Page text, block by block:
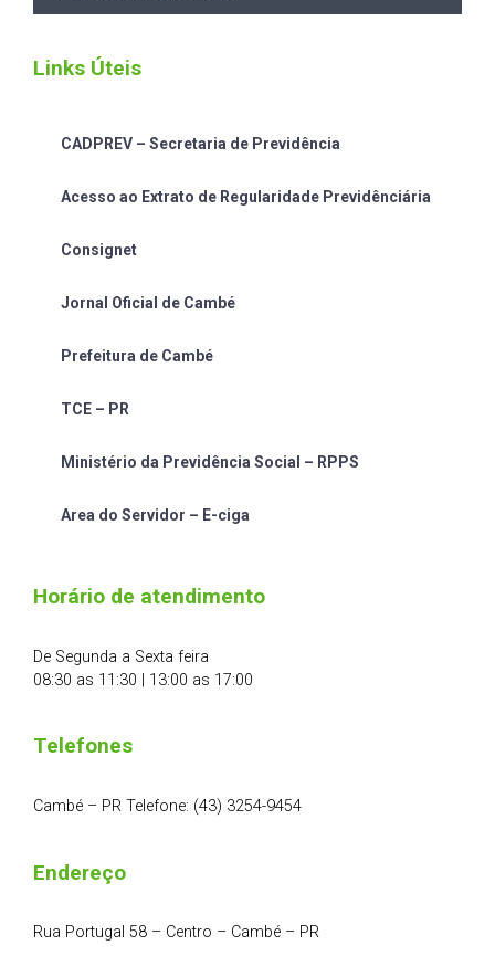
Links Úteis
CADPREV – Secretaria de Previdência
Acesso ao Extrato de Regularidade Previdênciária
Consignet
Jornal Oficial de Cambé
Prefeitura de Cambé
TCE – PR
Ministério da Previdência Social – RPPS
Area do Servidor – E-ciga
Horário de atendimento
De Segunda a Sexta feira
08:30 as 11:30 | 13:00 as 17:00
Telefones
Cambé – PR Telefone: (43) 3254-9454
Endereço
Rua Portugal 58 – Centro – Cambé – PR